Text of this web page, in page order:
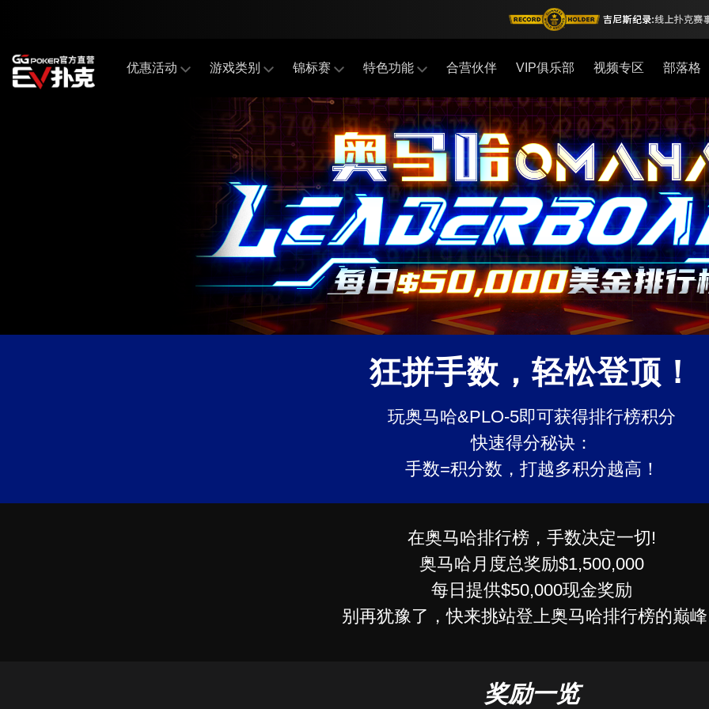
优惠活动 游戏类别 锦标赛 特色功能 合营伙伴 VIP俱乐部 视频专区 部落格
狂拼手数，轻松登顶！
玩奥马哈&PLO-5即可获得排行榜积分
快速得分秘诀：
手数=积分数，打越多积分越高！
在奥马哈排行榜，手数决定一切!
奥马哈月度总奖励$1,500,000
每日提供$50,000现金奖励
别再犹豫了，快来挑站登上奥马哈排行榜的巅
奖励一览